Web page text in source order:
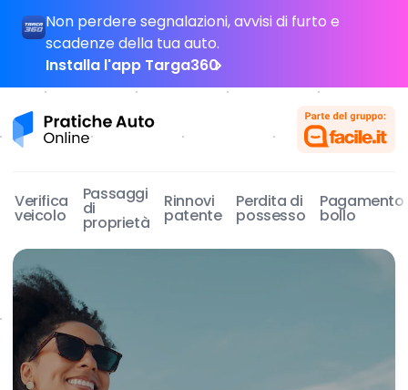
Non perdere segnalazioni, avvisi di furto e
scadenze della tua auto.
Installa l'app Targa360
Pratiche Auto Online
Verifica
veicolo
Passaggi
di
proprietà
Rinnovi
patente
Perdita di
possesso
Pagamento
bollo